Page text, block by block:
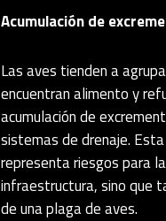
Acumulación de
Las aves tienden a
encuentran alimento y
acumulación de
sistemas de drenaje.
representa riesgos para
infraestructura, sino que
de una plaga de aves.